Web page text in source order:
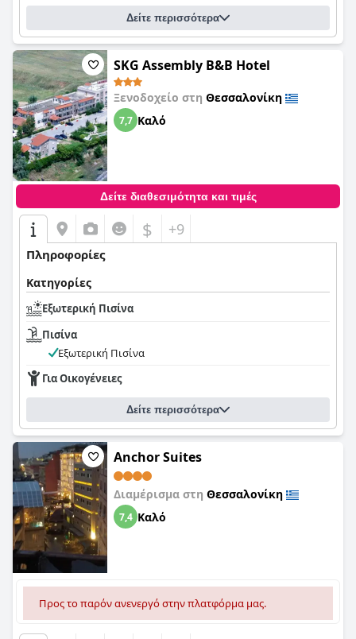
Δείτε περισσότερα
SKG Assembly Β&Β Hotel
Ξενοδοχείο στη Θεσσαλονίκη
7,7 Καλό
Δείτε διαθεσιμότητα και τιμές
$ +9
Πληροφορίες
Κατηγορίες
Εξωτερική Πισίνα
Πισίνα
Εξωτερική Πισίνα
Για Οικογένειες
Δείτε περισσότερα
Αnchor Suites
Διαμέρισμα στη Θεσσαλονίκη
7,4 Καλό
Προς το παρόν ανενεργό στην πλατφόρμα μας.